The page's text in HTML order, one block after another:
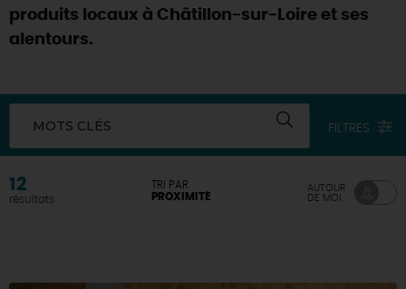
produits locaux à Châtillon-sur-Loire et ses
alentours.
MOTS CLÉS FILTRES
12
résultats
TRI PAR
PROXIMITÉ
AUTOUR
DE MOI